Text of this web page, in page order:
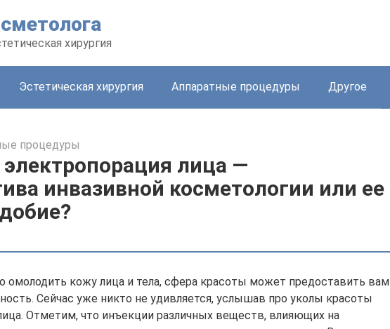
хирургия
Эстетическая хирургия Аппаратные процедуры Другое
процедуры
электропорация лица —
инвазивной косметологии или ее
омолодить кожу лица и тела, сфера красоты может предоставить вам
Сейчас уже никто не удивляется, услышав про уколы красоты
Отметим, что инъекции различных веществ, влияющих на